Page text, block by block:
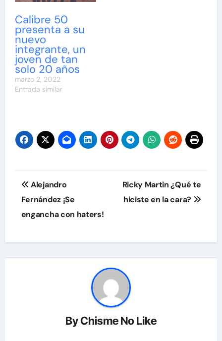
Calibre 50
presenta a su
nuevo
integrante, un
joven de tan
solo 20 años
marzo 2, 2022
Entrada similar
Navegación
de
entradas
Alejandro
Fernández ¡Se
engancha con haters!
Ricky Martin ¿Qué te
hiciste en la cara?
ByChisme No Like